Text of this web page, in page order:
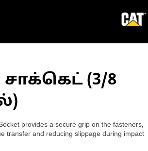
சாக்கெட் (3/8
provides a secure grip on the fasteners,
transfer and reducing slippage during impact